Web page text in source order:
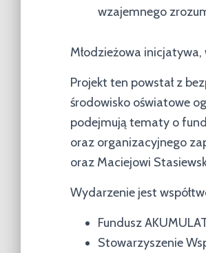
wzajemnego
Młodzieżowa inicjatywa,
Projekt ten powstał z
środowisko oświatowe
podejmują tematy o
oraz organizacyjnego
oraz Maciejowi
Wydarzenie jest
Fundusz
Stowarzyszenie